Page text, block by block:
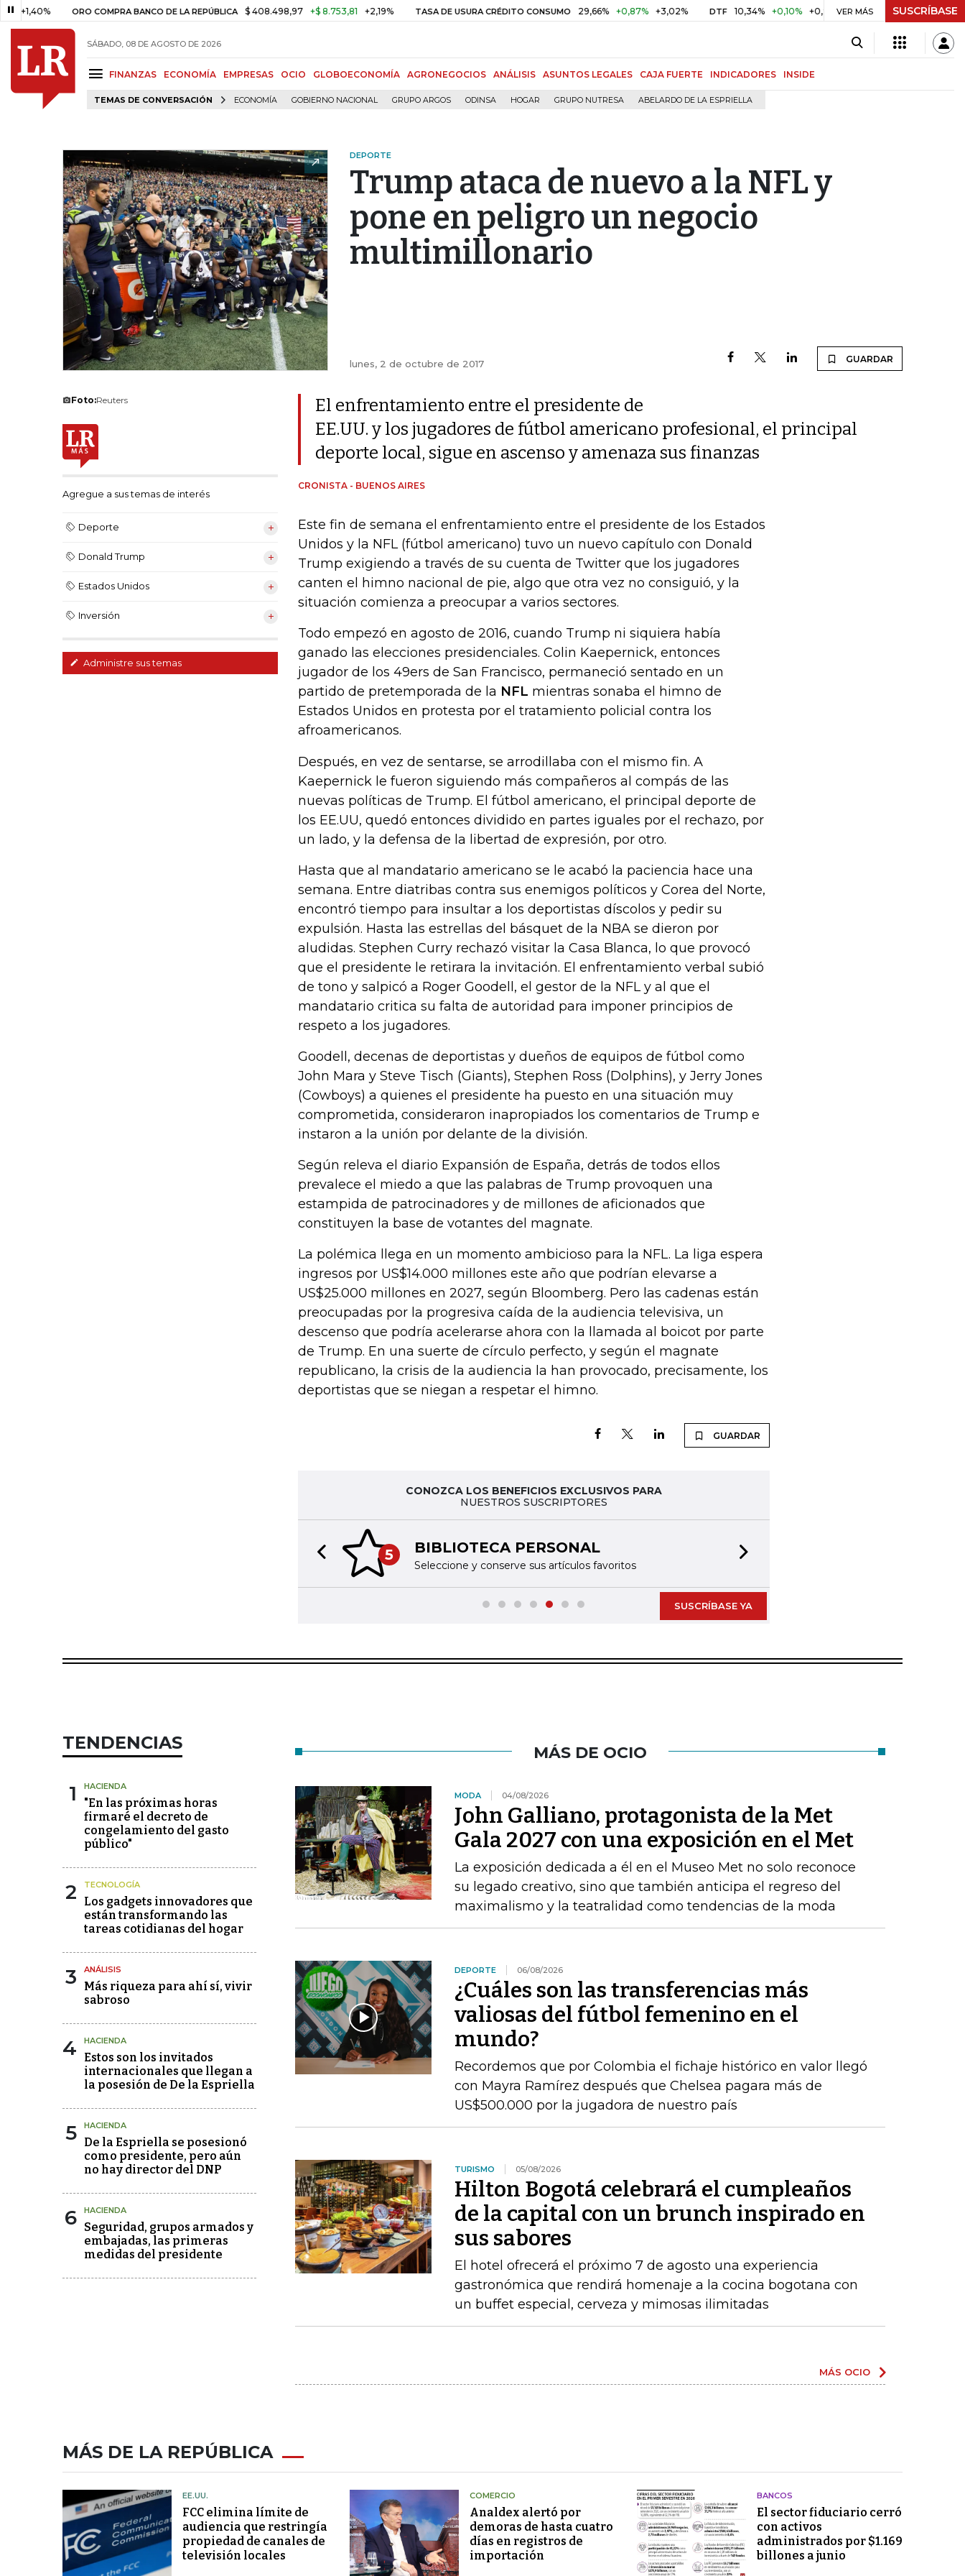
ORO COMPRA BANCO DE LA REPÚBLICA $ 408.498,97 +$ 8.753,81 +2,19% TASA DE USURA CRÉDITO CONSUMO 29,66% +0,87% +3,02% DTF 10,34% +0,10% +0,98% UVR $ 416,96 +$ 0,05 +0,01%
VER MÁS SUSCRÍBASE
SÁBADO, 08 DE AGOSTO DE 2026
FINANZAS ECONOMÍA EMPRESAS OCIO GLOBOECONOMÍA AGRONEGOCIOS ANÁLISIS ASUNTOS LEGALES CAJA FUERTE INDICADORES INSIDE
TEMAS DE CONVERSACIÓN ECONOMÍA GOBIERNO NACIONAL GRUPO ARGOS ODINSA HOGAR GRUPO NUTRESA ABELARDO DE LA ESPRIELLA
DEPORTE
Trump ataca de nuevo a la NFL y
pone en peligro un negocio
multimillonario
lunes, 2 de octubre de 2017 GUARDAR
Foto:Reuters
Agregue a sus temas de interés
Deporte
Donald Trump
Estados Unidos
Inversión
Administre sus temas
El enfrentamiento entre el presidente de
EE.UU. y los jugadores de fútbol americano profesional, el principal
deporte local, sigue en ascenso y amenaza sus finanzas
CRONISTA - BUENOS AIRES
Este fin de semana el enfrentamiento entre el presidente de los Estados
Unidos y la NFL (fútbol americano) tuvo un nuevo capítulo con Donald
Trump exigiendo a través de su cuenta de Twitter que los jugadores
canten el himno nacional de pie, algo que otra vez no consiguió, y la
situación comienza a preocupar a varios sectores.
Todo empezó en agosto de 2016, cuando Trump ni siquiera había
ganado las elecciones presidenciales. Colin Kaepernick, entonces
jugador de los 49ers de San Francisco, permaneció sentado en un
partido de pretemporada de la NFL mientras sonaba el himno de
Estados Unidos en protesta por el tratamiento policial contra los
afroamericanos.
Después, en vez de sentarse, se arrodillaba con el mismo fin. A
Kaepernick le fueron siguiendo más compañeros al compás de las
nuevas políticas de Trump. El fútbol americano, el principal deporte de
los EE.UU, quedó entonces dividido en partes iguales por el rechazo, por
un lado, y la defensa de la libertad de expresión, por otro.
Hasta que al mandatario americano se le acabó la paciencia hace una
semana. Entre diatribas contra sus enemigos políticos y Corea del Norte,
encontró tiempo para insultar a los deportistas díscolos y pedir su
expulsión. Hasta las estrellas del básquet de la NBA se dieron por
aludidas. Stephen Curry rechazó visitar la Casa Blanca, lo que provocó
que el presidente le retirara la invitación. El enfrentamiento verbal subió
de tono y salpicó a Roger Goodell, el gestor de la NFL y al que el
mandatario critica su falta de autoridad para imponer principios de
respeto a los jugadores.
Goodell, decenas de deportistas y dueños de equipos de fútbol como
John Mara y Steve Tisch (Giants), Stephen Ross (Dolphins), y Jerry Jones
(Cowboys) a quienes el presidente ha puesto en una situación muy
comprometida, consideraron inapropiados los comentarios de Trump e
instaron a la unión por delante de la división.
Según releva el diario Expansión de España, detrás de todos ellos
prevalece el miedo a que las palabras de Trump provoquen una
estampida de patrocinadores y de millones de aficionados que
constituyen la base de votantes del magnate.
La polémica llega en un momento ambicioso para la NFL. La liga espera
ingresos por US$14.000 millones este año que podrían elevarse a
US$25.000 millones en 2027, según Bloomberg. Pero las cadenas están
preocupadas por la progresiva caída de la audiencia televisiva, un
descenso que podría acelerarse ahora con la llamada al boicot por parte
de Trump. En una suerte de círculo perfecto, y según el magnate
republicano, la crisis de la audiencia la han provocado, precisamente, los
deportistas que se niegan a respetar el himno.
GUARDAR
CONOZCA LOS BENEFICIOS EXCLUSIVOS PARA
NUESTROS SUSCRIPTORES
5 BIBLIOTECA PERSONAL
Seleccione y conserve sus artículos favoritos
Previous slide
SUSCRÍBASE YA
TENDENCIAS
1 HACIENDA
"En las próximas horas
firmaré el decreto de
congelamiento del gasto
público"
2 TECNOLOGÍA
Los gadgets innovadores que
están transformando las
tareas cotidianas del hogar
3 ANÁLISIS
Más riqueza para ahí sí, vivir
sabroso
4 HACIENDA
Estos son los invitados
internacionales que llegan a
la posesión de De la Espriella
5 HACIENDA
De la Espriella se posesionó
como presidente, pero aún
no hay director del DNP
6 HACIENDA
Seguridad, grupos armados y
embajadas, las primeras
medidas del presidente
MÁS DE OCIO
MODA 04/08/2026
John Galliano, protagonista de la Met
Gala 2027 con una exposición en el Met
La exposición dedicada a él en el Museo Met no solo reconoce
su legado creativo, sino que también anticipa el regreso del
maximalismo y la teatralidad como tendencias de la moda
DEPORTE 06/08/2026
¿Cuáles son las transferencias más
valiosas del fútbol femenino en el
mundo?
Recordemos que por Colombia el fichaje histórico en valor llegó
con Mayra Ramírez después que Chelsea pagara más de
US$500.000 por la jugadora de nuestro país
TURISMO 05/08/2026
Hilton Bogotá celebrará el cumpleaños
de la capital con un brunch inspirado en
sus sabores
El hotel ofrecerá el próximo 7 de agosto una experiencia
gastronómica que rendirá homenaje a la cocina bogotana con
un buffet especial, cerveza y mimosas ilimitadas
MÁS OCIO
MÁS DE LA REPÚBLICA
EE.UU.
FCC elimina límite de
audiencia que restringía
propiedad de canales de
televisión locales
COMERCIO
Analdex alertó por
demoras de hasta cuatro
días en registros de
importación
BANCOS
El sector fiduciario cerró
con activos
administrados por $1.169
billones a junio